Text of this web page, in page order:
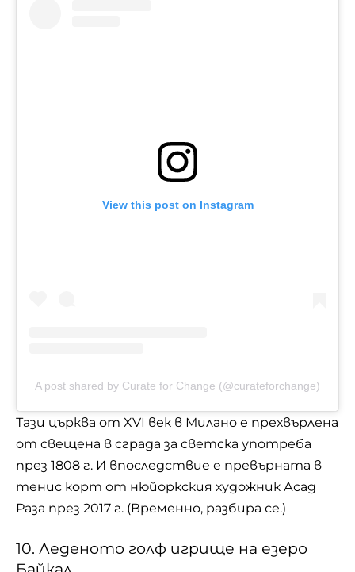
View this post on Instagram
A post shared by Curate for Change (@curateforchange)
Тази църква от XVI век в Милано е прехвърлена
от свещена в сграда за светска употреба
през 1808 г. И впоследствие е превърната в
тенис корт от нюйоркския художник Асад
Раза през 2017 г. (Временно, разбира се.)
10. Леденото голф игрище на езеро